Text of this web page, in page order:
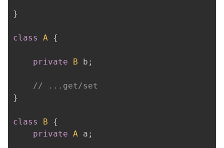
}
class A {
private B b ;
// ...get/set
}
class B
{
private A a ;